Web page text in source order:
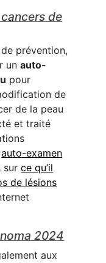
de
prévention,
unauto-
pour
de
de la peau
et traité
auto-examen
surce qu’il
de lésions
2024
aux